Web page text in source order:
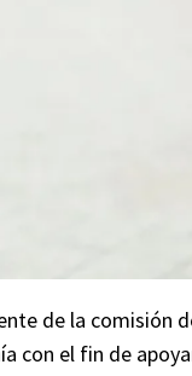
de la comisión
con el fin de